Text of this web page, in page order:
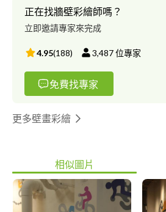
正在找牆壁彩繪師嗎？
立即邀請專家來完成
4.95(188) 3,487位專家
免費找專家
更多壁畫彩繪
相似圖片